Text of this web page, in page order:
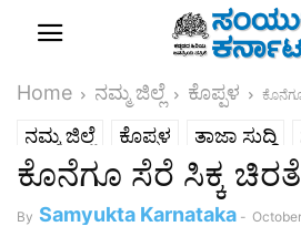
Home ನಮ್ಮ ಜಿಲ್ಲೆ ಕೊಪ್ಪಳ
ನಮ್ಮ ಜಿಲ್ಲೆ ಕೊಪ್ಪಳ ತಾಜಾ ಸುದ್ದಿ
ಕೊನೆಗೂ ಸೆರೆ ಸಿಕ್ಕ ಚಿರತೆ
By Samyukta Karnataka -